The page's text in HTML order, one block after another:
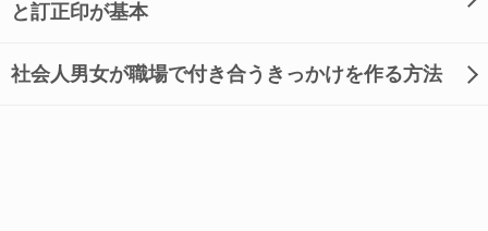
と訂正印が基本
社会人男女が職場で付き合うきっかけを作る方法